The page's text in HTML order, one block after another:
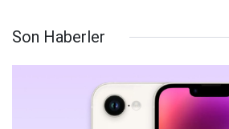
Son Haberler